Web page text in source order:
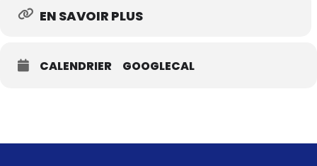
EN SAVOIR PLUS
CALENDRIER GOOGLECAL